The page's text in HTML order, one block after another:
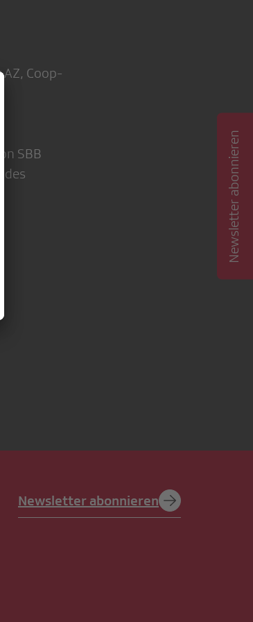
Coop-
SBB
des
Newsletter abonnieren
Newsletter abonnieren